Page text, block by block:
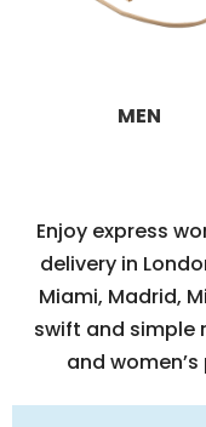
MEN
Enjoy express
delivery in
Miami, Madrid,
swift and simple
and